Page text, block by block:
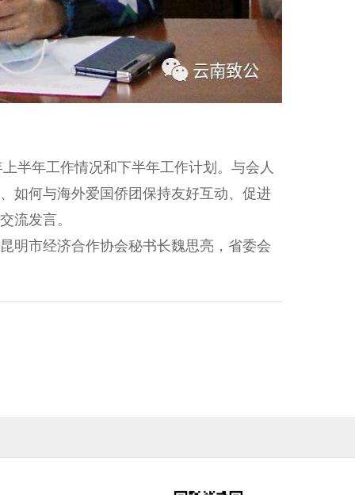
年工作情况和下半年工作计划。与会人
如何与海外爱国侨团保持友好互动、促进
流发言。
市经济合作协会秘书长魏思亮，省委会